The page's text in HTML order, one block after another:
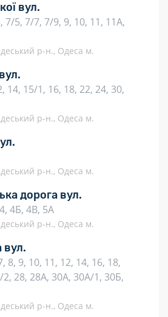
вул.
7/5, 7/7, 7/9, 9, 10, 11, 11А,
р-н., Одеса м.
14, 15/1, 16, 18, 22, 24, 30,
р-н., Одеса м.
р-н., Одеса м.
дорога вул.
4Б, 4В, 5А
р-н., Одеса м.
вул.
8, 9, 10, 11, 12, 14, 16, 18,
2, 28, 28А, 30А, 30А/1, 30Б,
р-н., Одеса м.